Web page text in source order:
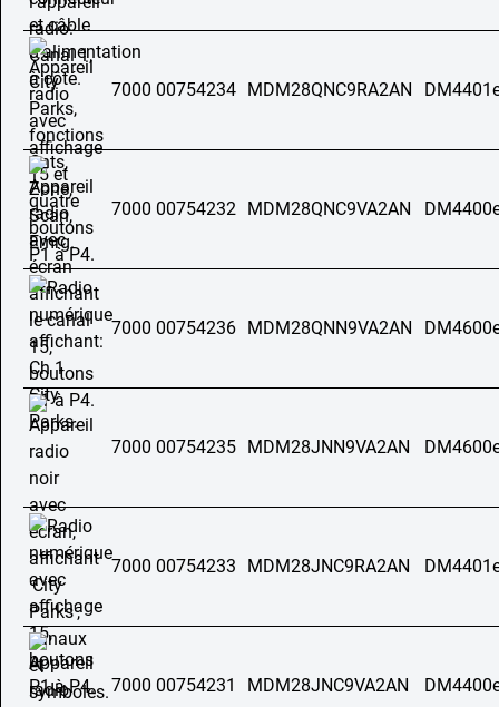
7000 00754234 MDM28QNC9RA2AN
7000 00754232 MDM28QNC9VA2AN
7000 00754236 MDM28QNN9VA2AN
7000 00754235 MDM28JNN9VA2AN
7000 00754233 MDM28JNC9RA2AN
7000 00754231 MDM28JNC9VA2AN